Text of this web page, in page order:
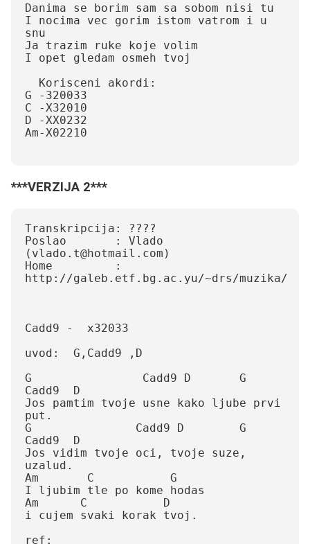
Danima se borim sam sa sobom nisi tu
I nocima vec gorim istom vatrom i u
snu
Ja trazim ruke koje volim
I opet gledam osmeh tvoj
G -320033
C -X32010
D -XX0232
Am-X02210
***VERZIJA 2***
Transkripcija: ????
Poslao       : Vlado
(vlado.t@hotmail.com)
Home         :
http://galeb.etf.bg.ac.yu/~drs/muzika/
Cadd9 -  x32033
uvod:  G,Cadd9 ,D
G                Cadd9 D       G
Cadd9  D
Jos pamtim tvoje usne kako ljube prvi
put.
G               Cadd9 D        G
Cadd9  D
Jos vidim tvoje oci, tvoje suze,
uzalud.
Am       C           G
I ljubim tle po kome hodas
Am      C           D
i cujem svaki korak tvoj.
ref: